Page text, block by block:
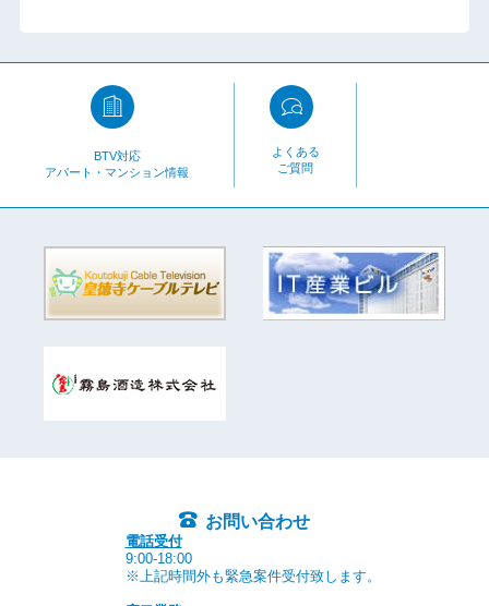
BTV対応
アパート・マンション情報
よくある
ご質問
お問い合わせ
電話受付
9:00-18:00
※上記時間外も緊急案件受付致します。